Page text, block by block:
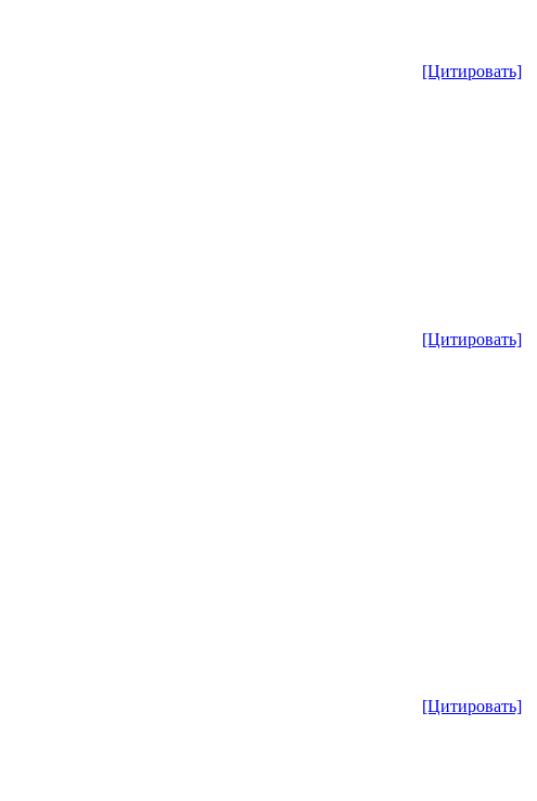
[Цитировать]
[Цитировать]
[Цитировать]